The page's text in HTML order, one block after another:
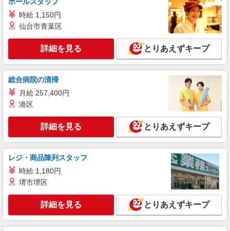
時給1,100円 ★週払いOK（規定あり） ※給与
福島県いわき市 【最寄駅】JR常磐線「湯本」
駅
キープ 詳細を見る
アルバイト パート
日研トータルソーシング株式会社 メディカルケア事業部/郡山オフィ
ス【看護助手】
時給1,100円 ★週払いOK（規定あり） ※給与
幅は経験・能力による
福島県いわき市 【最寄駅】JR磐越東線「赤
井」駅
詳細を見る
パート 派遣社員
日研トータルソーシング株式会社 メディカルケア事業部/郡山オフィ
ス【看護助手】
時給 1,150円
仙台市青葉区
詳細を見る とりあえずキープ
総合病院の清掃
月給 257,400円
港区
詳細を見る とりあえずキープ
レジ・商品陳列スタッフ
時給 1,180円
堺市堺区
詳細を見る とりあえずキープ